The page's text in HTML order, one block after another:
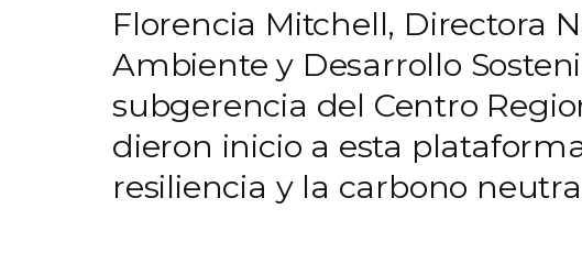
Florencia Mitchell, Directora
Ambiente y Desarrollo
subgerencia del Centro
dieron inicio a esta
resiliencia y la carbono